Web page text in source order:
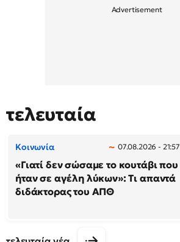
τελευταία
Κοινωνία 07.08.2026 - 21:57
«Γιατί δεν σώσαμε το κουτάβι που
ήταν σε αγέλη λύκων»: Τι απαντά
διδάκτορας του ΑΠΘ